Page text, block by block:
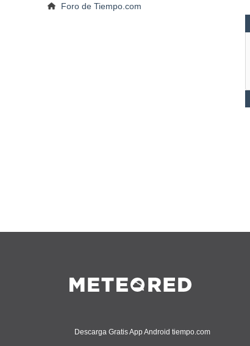
Foro de Tiempo.com
Descarga Gratis App Android tiempo.com